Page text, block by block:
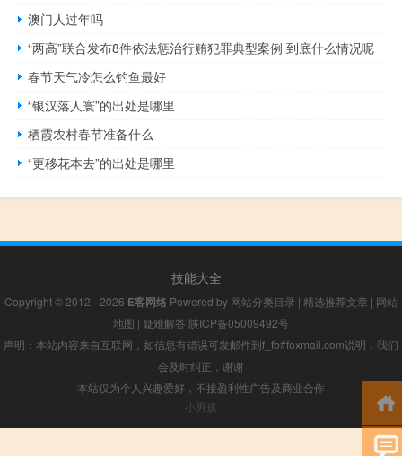
澳门人过年吗
“两高”联合发布8件依法惩治行贿犯罪典型案例 到底什么情况呢
春节天气冷怎么钓鱼最好
“银汉落人寰”的出处是哪里
栖霞农村春节准备什么
“更移花本去”的出处是哪里
技能大全
Copyright © 2012 - 2026 E客网络 Powered by 网站分类目录 | 精选推荐文章 | 网站
地图 | 疑难解答 陕ICP备05009492号
声明：本站内容来自互联网，如信息有错误可发邮件到f_fb#foxmail.com说明，我们
会及时纠正，谢谢
本站仅为个人兴趣爱好，不接盈利性广告及商业合作
小男孩